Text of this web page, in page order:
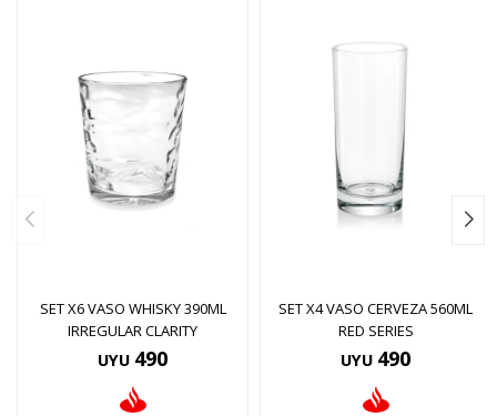
SET X6 VASO WHISKY 390ML
IRREGULAR CLARITY
UYU 490
SET X4 VASO CERVEZA 560ML
RED SERIES
UYU 490